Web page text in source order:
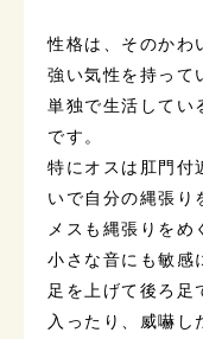
性格は、そのかわ
強い気性を持って
単独で生活してい
です。
特にオスは肛門付
いで自分の縄張り
メスも縄張りをめ
小さな音にも敏感
足を上げて後ろ足
入ったり、威嚇し